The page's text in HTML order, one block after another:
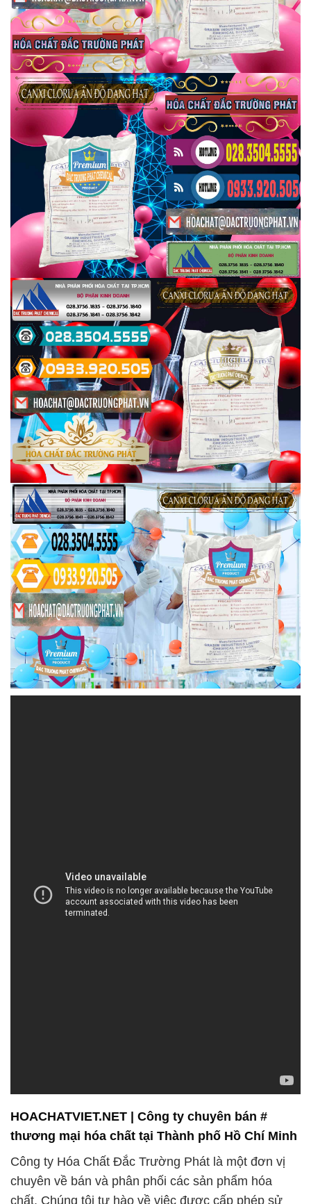
HOACHATVIET.NET | Công ty chuyên bán #
thương mại hóa chất tại Thành phố Hồ Chí Minh
Công ty Hóa Chất Đắc Trường Phát là một đơn vị
chuyên về bán và phân phối các sản phẩm hóa
chất. Chúng tôi tự hào về việc được cấp phép sử